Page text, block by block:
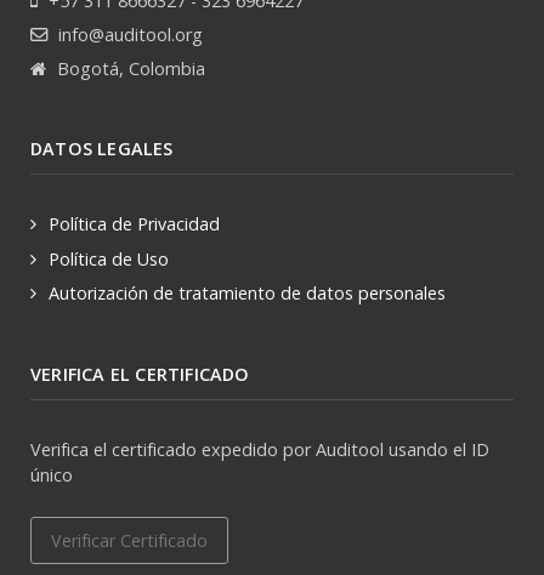
info@auditool.org
Bogotá, Colombia
DATOS LEGALES
Política de Privacidad
Política de Uso
Autorización de tratamiento de datos personales
VERIFICA EL CERTIFICADO
Verifica el certificado expedido por Auditool usando el ID
único
Verificar Certificado